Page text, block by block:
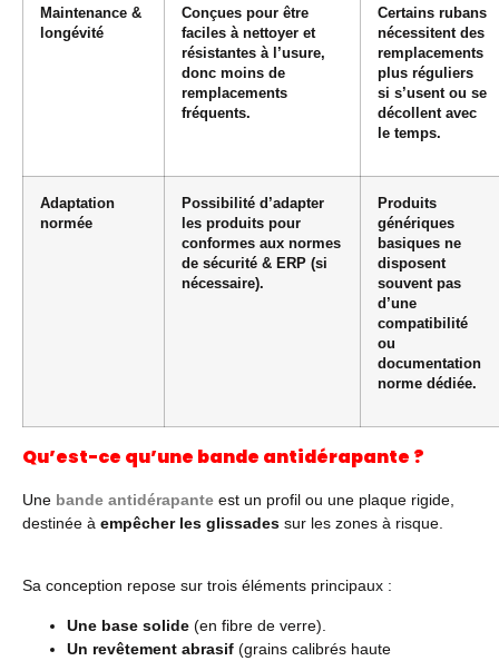
Maintenance &
longévité
Conçues pour être
faciles à nettoyer et
résistantes à l’usure,
donc moins de
remplacements
fréquents.
Certains rubans
nécessitent des
remplacements
plus réguliers
si s’usent ou se
décollent avec
le temps.
Adaptation
normée
Possibilité d’adapter
les produits pour
conformes aux normes
de sécurité & ERP (si
nécessaire).
Produits
génériques
basiques ne
disposent
souvent pas
d’une
compatibilité
ou
documentation
norme dédiée.
Qu’est-ce qu’une bande antidérapante ?
Une bande antidérapante est un profil ou une plaque rigide,
destinée à empêcher les glissades sur les zones à risque.
Sa conception repose sur trois éléments principaux :
Une base solide (en fibre de verre).
Un revêtement abrasif (grains calibrés haute